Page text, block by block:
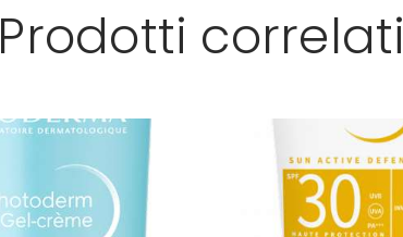
Prodotti correlati